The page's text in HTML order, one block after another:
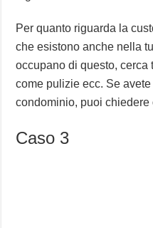
Per quanto riguarda la
che esistono anche nella
occupano di questo, cerca
come pulizie ecc. Se
condominio, puoi chiedere
Caso 3